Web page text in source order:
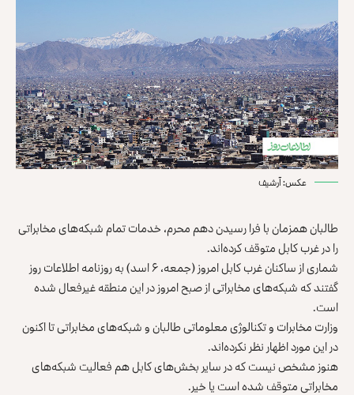
عکس: آرشیف
طالبان همزمان با فرا رسیدن دهم محرم، خدمات تمام شبکه‌های مخابراتی
را در غرب کابل متوقف کرده‌اند.
شماری از ساکنان غرب کابل امروز (جمعه، ۶ اسد) به روزنامه‌ اطلاعات روز
گفتند که شبکه‌های مخابراتی از صبح امروز در این منطقه غیرفعال شده
است.
وزارت مخابرات و تکنالوژی معلوماتی طالبان و شبکه‌های مخابراتی تا اکنون
در این مورد اظهار نظر نکرده‌اند.
هنوز مشخص نیست که در سایر بخش‌های کابل هم فعالیت شبکه‌های
مخابراتی متوقف شده است یا خیر.